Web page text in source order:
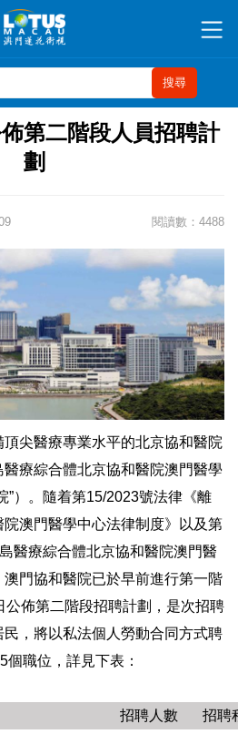
搜尋
第二階段人員招聘計
劃
閱讀數：4488
尖醫療專業水平的北京協和醫院
療綜合體北京協和醫院澳門醫學
”）。隨着第15/2023號法律《離
澳門醫學中心法律制度》以及第
醫療綜合體北京協和醫院澳門醫
門協和醫院已於早前進行第一階
公佈第二階段招聘計劃，是次招聘
，將以私法個人勞動合同方式聘
職位，詳見下表：
招聘人數 招聘